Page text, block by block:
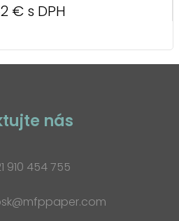
€ s DPH
nás
910 454 755